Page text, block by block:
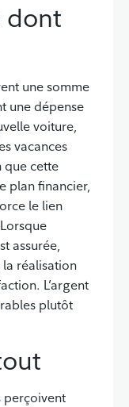
dont
une somme
une dépense
voiture,
vacances
que cette
plan financier,
le lien
assurée,
la réalisation
L’argent
plutôt
perçoivent